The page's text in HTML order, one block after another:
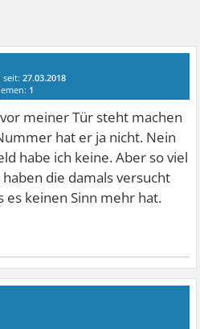
seit:27.03.2018
1
meiner Tür steht machen
hat er ja nicht. Nein
habe ich keine. Aber so viel
die damals versucht
es keinen Sinn mehr hat.